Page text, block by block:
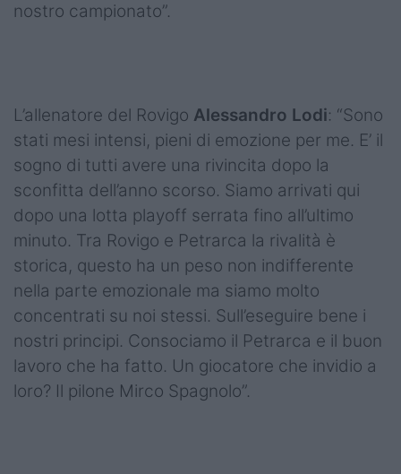
nostro campionato”.
L’allenatore del Rovigo Alessandro Lodi: “Sono
stati mesi intensi, pieni di emozione per me. E’ il
sogno di tutti avere una rivincita dopo la
sconfitta dell’anno scorso. Siamo arrivati qui
dopo una lotta playoff serrata fino all’ultimo
minuto. Tra Rovigo e Petrarca la rivalità è
storica, questo ha un peso non indifferente
nella parte emozionale ma siamo molto
concentrati su noi stessi. Sull’eseguire bene i
nostri principi. Consociamo il Petrarca e il buon
lavoro che ha fatto. Un giocatore che invidio a
loro? Il pilone Mirco Spagnolo”.